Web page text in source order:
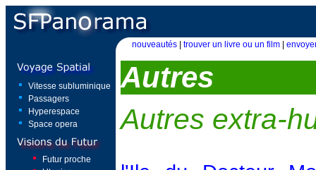
nouveautés trouver un livre ou un film
Vitesse subluminique
Passagers
Hyperespace
Space opera
Futur proche
Autres
Autres extra-